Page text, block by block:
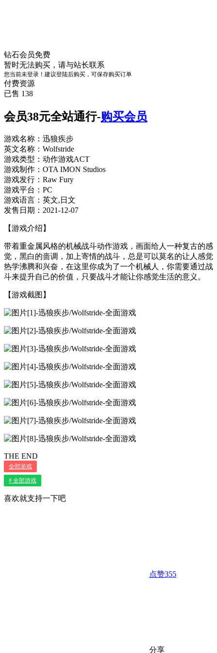
钻石会员免费
暂时无法购买，请与站长联系
您当前未登录！建议登陆后购买，可保存购买订单
付费资源
已售 138
会员38元全站通行-购买会员
游戏名称：迅狼疾步
英文名称：Wolfstride
游戏类型：动作游戏ACT
游戏制作：OTA IMON Studios
游戏发行：Raw Fury
游戏平台：PC
游戏语言：英文,日文
发售日期：2021-12-07
【游戏介绍】
带着重金属风格的机械战斗动作游戏，画面给人一种复古的感
觉，黑白的啬调，加上寄情的战斗，总是可以莫名的让人感觉
热学沸腾和兴奋，在这里你成为了一个机械人，你需要通过战
斗来提升自己的价值，只要战斗才能让你感觉生活的意义。
【游戏截图】
THE END
全部游戏
# 全部游戏
喜欢就支持一下吧
点赞355
分享